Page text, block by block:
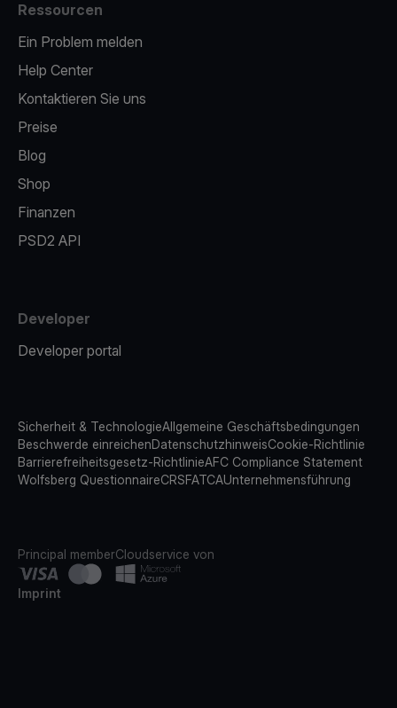
Ressourcen
Ein Problem melden
Help Center
Kontaktieren Sie uns
Preise
Blog
Shop
Finanzen
PSD2 API
Developer
Developer portal
Sicherheit & TechnologieAllgemeine Geschäftsbedingungen
Beschwerde einreichenDatenschutzhinweisCookie-Richtlinie
Barrierefreiheitsgesetz-RichtlinieAFC Compliance Statement
Wolfsberg QuestionnaireCRSFATCAUnternehmensführung
Principal memberCloudservice von
Imprint